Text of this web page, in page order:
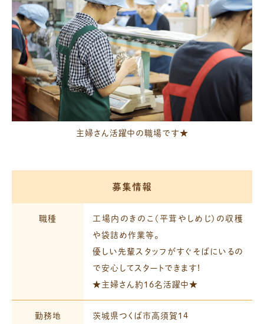
主婦さん活躍中の職場です★
募集情報
職種
工場内のきのこ（平茸やしめじ）の収穫
や袋詰め作業等。
優しい先輩スタッフがすぐそばにいるの
で安心してスタートできます!
★主婦さん約16名活躍中★
勤務地
茨城県つくば市高須賀14